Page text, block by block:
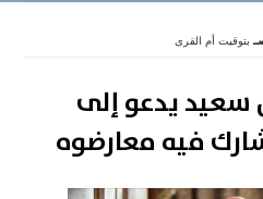
بتوقيت أم القرى
يدعو إلى
فيه معارضوه